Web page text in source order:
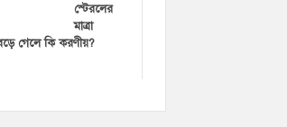
স্টেরলের
মাত্রা
গেলে কি করণীয়?